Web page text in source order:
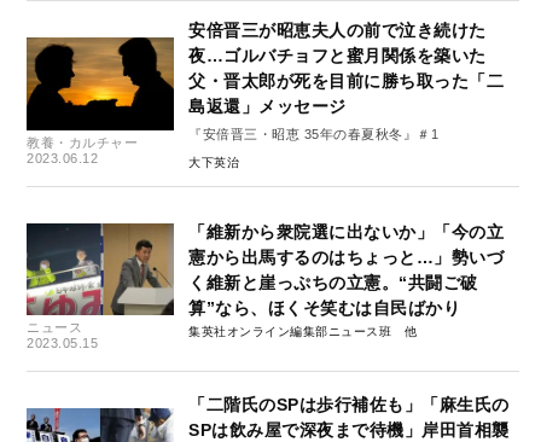
教養・カルチャー
2023.06.12
安倍晋三が昭恵夫人の前で泣き続けた
夜…ゴルバチョフと蜜月関係を築いた
父・晋太郎が死を目前に勝ち取った「二
島返還」メッセージ
『安倍晋三・昭恵 35年の春夏秋冬』＃1
大下英治
ニュース
2023.05.15
「維新から衆院選に出ないか」「今の立
憲から出馬するのはちょっと…」勢いづ
く維新と崖っぷちの立憲。“共闘ご破
算”なら、ほくそ笑むは自民ばかり
集英社オンライン編集部ニュース班
「二階氏のSPは歩行補佐も」「麻生氏の
SPは飲み屋で深夜まで待機」岸田首相襲